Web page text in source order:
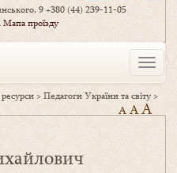
9+380 (44) 239-11-05
Мапа проїзду
Toggle
>Педагоги України та світу>
A AA